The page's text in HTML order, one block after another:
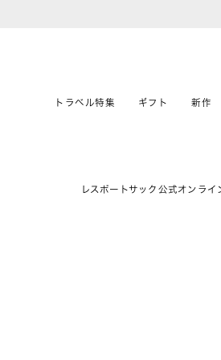
トラベル特集 ギフト 新作
レスポートサック公式オンライ